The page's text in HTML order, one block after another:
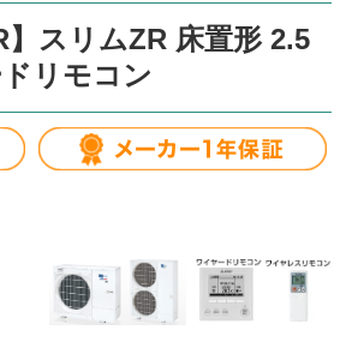
スリムZR 床置形 2.5
リモコン